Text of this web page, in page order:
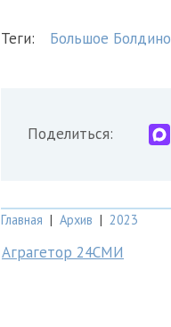
Теги: Большое Болдино
Поделиться:
Главная | Архив | 2023
Аграгетор 24СМИ